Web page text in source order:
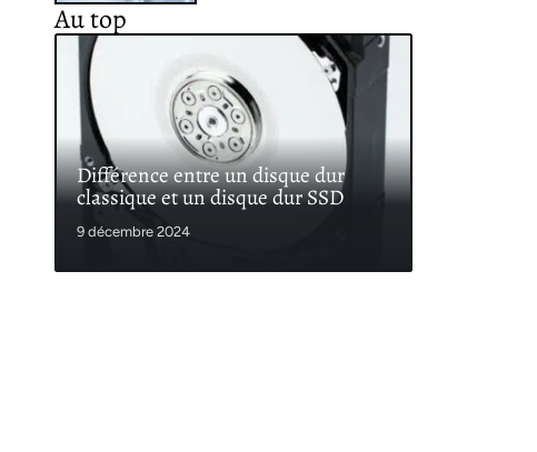
Au top
Différence entre un disque dur
classique et un disque dur SSD
9 décembre 2024